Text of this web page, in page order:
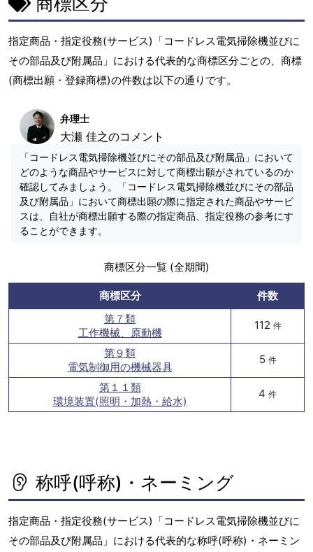
指定商品・指定役務(サービス)「コードレス電気掃除機並びに
その部品及び附属品」における代表的な商標区分ごとの、商標
(商標出願・登録商標)の件数は以下の通りです。
弁理士
大瀬 佳之のコメント
「コードレス電気掃除機並びにその部品及び附属品」において
どのような商品やサービスに対して商標出願がされているのか
確認してみましょう。「コードレス電気掃除機並びにその部品
及び附属品」において商標出願の際に指定された商品やサービ
スは、自社が商標出願する際の指定商品、指定役務の参考にす
ることができます。
商標区分一覧 (全期間)
商標区分
件数
第７類
工作機械、原動機
112 件
第９類
電気制御用の機械器具
5 件
第１１類
環境装置(照明・加熱・給水)
4 件
称呼(呼称)・ネーミング
指定商品・指定役務(サービス)「コードレス電気掃除機並びに
その部品及び附属品」における代表的な称呼(呼称)・ネーミン